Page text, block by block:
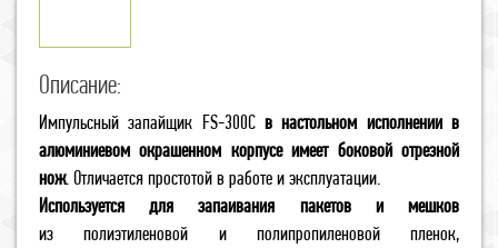
Описание:
Импульсный запайщик FS-300C в настольном исполнении в
алюминиевом окрашенном корпусе имеет боковой отрезной
нож. Отличается простотой в работе и эксплуатации.
Используется для запаивания пакетов и мешков
из полиэтиленовой и полипропиленовой пленок,